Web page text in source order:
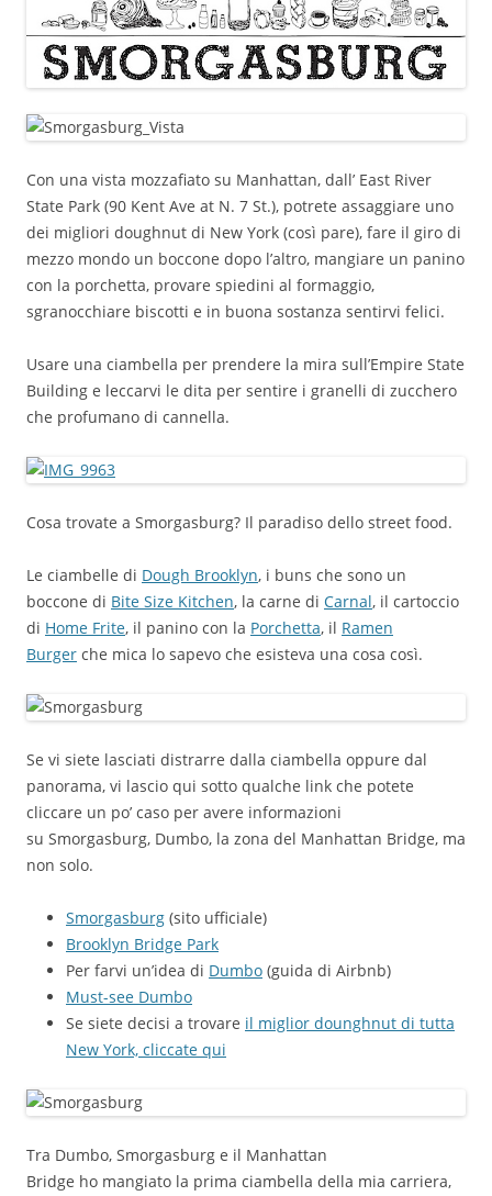
Con una vista mozzafiato su Manhattan, dall’ East River
State Park (90 Kent Ave at N. 7 St.), potrete assaggiare uno
dei migliori doughnut di New York (così pare), fare il giro di
mezzo mondo un boccone dopo l’altro, mangiare un panino
con la porchetta, provare spiedini al formaggio,
sgranocchiare biscotti e in buona sostanza sentirvi felici.
Usare una ciambella per prendere la mira sull’Empire State
Building e leccarvi le dita per sentire i granelli di zucchero
che profumano di cannella.
Cosa trovate a Smorgasburg? Il paradiso dello street food.
Le ciambelle di Dough Brooklyn, i buns che sono un
boccone di Bite Size Kitchen, la carne di Carnal, il cartoccio
di Home Frite, il panino con la Porchetta, il Ramen
Burger che mica lo sapevo che esisteva una cosa così.
Se vi siete lasciati distrarre dalla ciambella oppure dal
panorama, vi lascio qui sotto qualche link che potete
cliccare un po’ caso per avere informazioni
su Smorgasburg, Dumbo, la zona del Manhattan Bridge, ma
non solo.
Smorgasburg (sito ufficiale)
Brooklyn Bridge Park
Per farvi un’idea di Dumbo (guida di Airbnb)
Must-see Dumbo
Se siete decisi a trovare il miglior dounghnut di tutta
New York, cliccate qui
Tra Dumbo, Smorgasburg e il Manhattan
Bridge ho mangiato la prima ciambella della mia carriera,